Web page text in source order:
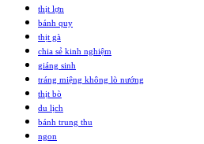
thịt lợn
bánh quy
thịt gà
chia sẻ kinh nghiệm
giáng sinh
tráng miệng không lò nướng
thịt bò
du lịch
bánh trung thu
ngon